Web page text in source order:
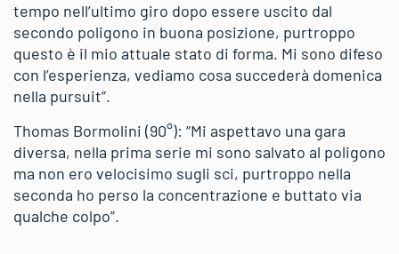
tempo nell’ultimo giro dopo essere uscito dal
secondo poligono in buona posizione, purtroppo
questo è il mio attuale stato di forma. Mi sono difeso
con l’esperienza, vediamo cosa succederà domenica
nella pursuit”.
Thomas Bormolini (90°): “Mi aspettavo una gara
diversa, nella prima serie mi sono salvato al poligono
ma non ero velocisimo sugli sci, purtroppo nella
seconda ho perso la concentrazione e buttato via
qualche colpo”.